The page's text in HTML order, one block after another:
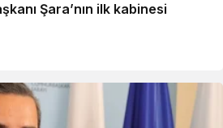
Şara’nın ilk kabinesi